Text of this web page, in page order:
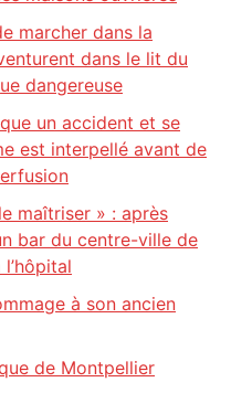
marcher dans la
dans le lit du
dangereuse
un accident et se
est interpellé avant de
maîtriser » : après
bar du centre-ville de
à son ancien
de Montpellier